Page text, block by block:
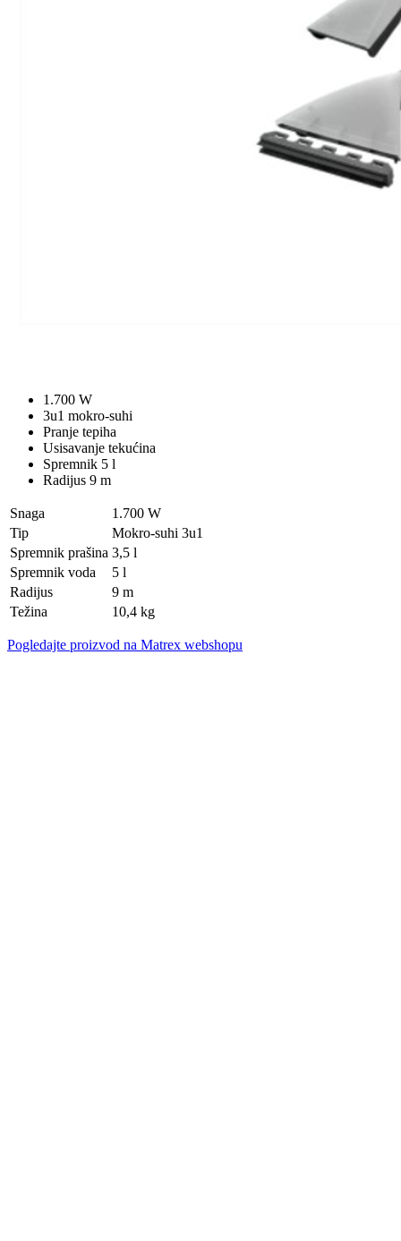
1.700 W
3u1 mokro-suhi
Pranje tepiha
Usisavanje tekućina
Spremnik 5 l
Radijus 9 m
Snaga
1.700 W
Tip
Mokro-suhi 3u1
Spremnik prašina 3,5 l
Spremnik voda
5 l
Radijus
9 m
Težina
10,4 kg
Pogledajte proizvod na Matrex webshopu